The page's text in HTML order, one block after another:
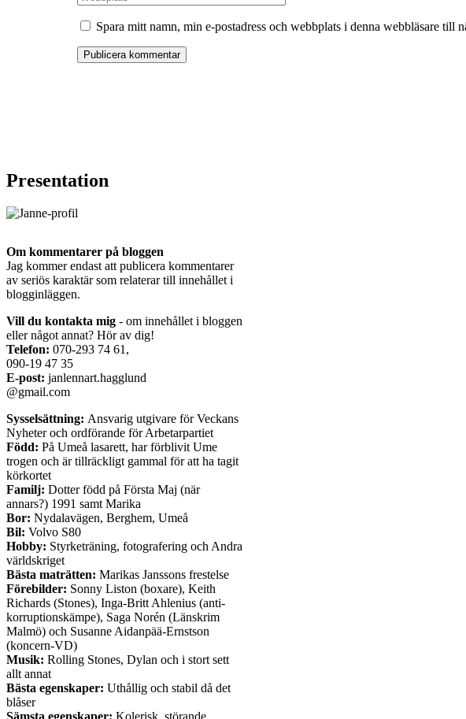
Spara mitt namn, min e-postadress och webbplats i denna webbläsare till
Presentation
Om kommentarer på bloggen
Jag kommer endast att publicera kommentarer
av seriös karaktär som relaterar till innehållet i
blogginläggen.
Vill du kontakta mig - om innehållet i bloggen
eller något annat? Hör av dig!
Telefon: 070-293 74 61,
090-19 47 35
E-post: janlennart.hagglund
@gmail.com
Sysselsättning: Ansvarig utgivare för Veckans
Nyheter och ordförande för Arbetarpartiet
Född: På Umeå lasarett, har förblivit Ume
trogen och är tillräckligt gammal för att ha tagit
körkortet
Familj: Dotter född på Första Maj (när
annars?) 1991 samt Marika
Bor: Nydalavägen, Berghem, Umeå
Bil: Volvo S80
Hobby: Styrketräning, fotografering och Andra
världskriget
Bästa maträtten: Marikas Janssons frestelse
Förebilder: Sonny Liston (boxare), Keith
Richards (Stones), Inga-Britt Ahlenius (anti-
korruptionskämpe), Saga Norén (Länskrim
Malmö) och Susanne Aidanpää-Ernstson
(koncern-VD)
Musik: Rolling Stones, Dylan och i stort sett
allt annat
Bästa egenskaper: Uthållig och stabil då det
blåser